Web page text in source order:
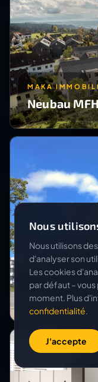
MAKA
Neubau
MARTHALER &
MFH
Nous
Nous utilisons
d'analyser son
Les cookies
par défaut –
moment. Plus
confidentialité.
J'accepte